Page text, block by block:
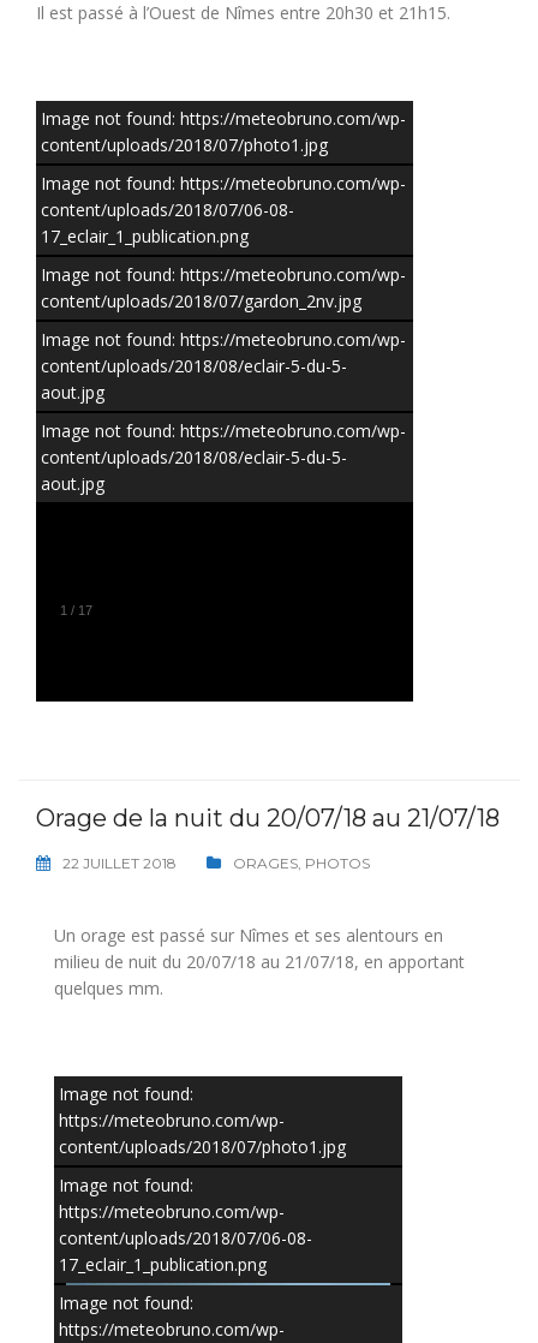
Il est passé à l’Ouest de Nîmes entre 20h30 et 21h15.
1 / 17
Image not found: https://meteobruno.com/wp-
content/uploads/2018/07/photo1.jpg
Image not found: https://meteobruno.com/wp-
content/uploads/2018/07/06-08-
17_eclair_1_publication.png
Image not found: https://meteobruno.com/wp-
content/uploads/2018/07/gardon_2nv.jpg
Image not found: https://meteobruno.com/wp-
content/uploads/2018/08/eclair-5-du-5-
aout.jpg
Image not found: https://meteobruno.com/wp-
content/uploads/2018/08/eclair-5-du-5-
aout.jpg
Orage de la nuit du 20/07/18 au 21/07/18
22 JUILLET 2018 ORAGES, PHOTOS
Un orage est passé sur Nîmes et ses alentours en
milieu de nuit du 20/07/18 au 21/07/18, en apportant
quelques mm.
Image not found:
https://meteobruno.com/wp-
content/uploads/2018/07/photo1.jpg
Image not found:
https://meteobruno.com/wp-
content/uploads/2018/07/06-08-
17_eclair_1_publication.png
Image not found:
https://meteobruno.com/wp-